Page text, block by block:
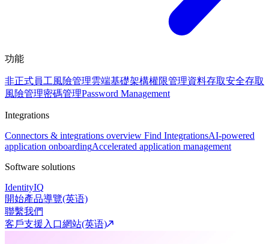
功能
非正式員工風險管理雲端基礎架構權限管理資料存取安全存取
風險管理密碼管理Password Management
Integrations
Connectors & integrations overview Find IntegrationsAI-powered
application onboardingAccelerated application management
Software solutions
IdentityIQ
開始產品導覽(英语)
聯繫我們
客戶支援入口網站(英语)